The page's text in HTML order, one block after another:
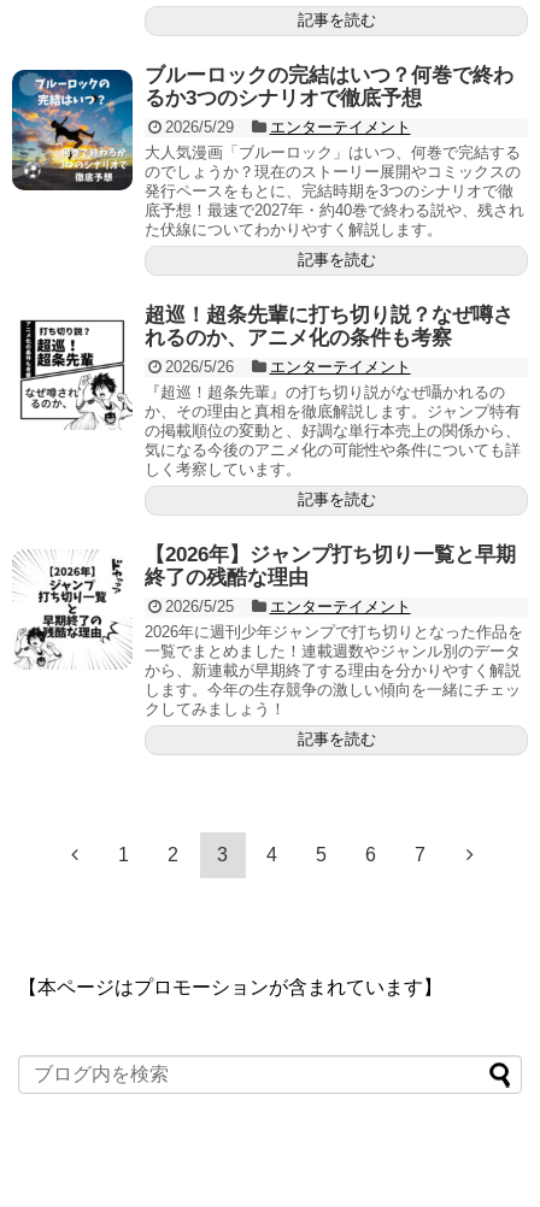
記事を読む
ブルーロックの完結はいつ？何巻で終わ
るか3つのシナリオで徹底予想
2026/5/29
エンターテイメント
大人気漫画「ブルーロック」はいつ、何巻で完結する
のでしょうか？現在のストーリー展開やコミックスの
発行ペースをもとに、完結時期を3つのシナリオで徹
底予想！最速で2027年・約40巻で終わる説や、残され
た伏線についてわかりやすく解説します。
記事を読む
超巡！超条先輩に打ち切り説？なぜ噂さ
れるのか、アニメ化の条件も考察
2026/5/26
エンターテイメント
『超巡！超条先輩』の打ち切り説がなぜ囁かれるの
か、その理由と真相を徹底解説します。ジャンプ特有
の掲載順位の変動と、好調な単行本売上の関係から、
気になる今後のアニメ化の可能性や条件についても詳
しく考察しています。
記事を読む
【2026年】ジャンプ打ち切り一覧と早期
終了の残酷な理由
2026/5/25
エンターテイメント
2026年に週刊少年ジャンプで打ち切りとなった作品を
一覧でまとめました！連載週数やジャンル別のデータ
から、新連載が早期終了する理由を分かりやすく解説
します。今年の生存競争の激しい傾向を一緒にチェッ
クしてみましょう！
記事を読む
1 2 3 4 5 6 7
【本ページはプロモーションが含まれています】